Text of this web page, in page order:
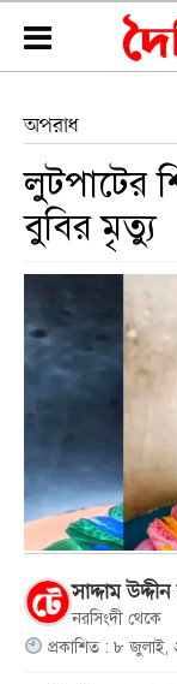
অপরাধ
লুটপাটের
বুবির মৃত্যু
সাদ্দাম
নরসিংদী থেকে
প্রকাশিত : ৮